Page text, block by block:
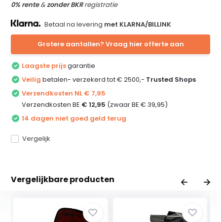
0% rente&zonder BKRregistratie
Betaal na levering met KLARNA/BILLINK
Grotere aantallen? Vraag hier offerte aan
Laagste prijsgarantie
Veilig betalen- verzekerd tot € 2500,- Trusted Shops
Verzendkosten NL € 7,95
Verzendkosten BE € 12,95 (zwaar BE € 39,95)
14 dagen niet goed geld terug
Vergelijk
Vergelijkbare producten